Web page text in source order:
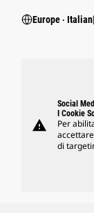
Europe ‧ Italian
warning
Social
I Cookie
Per
di